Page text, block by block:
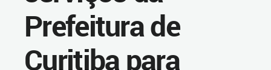
Prefeitura de
Curitiba para